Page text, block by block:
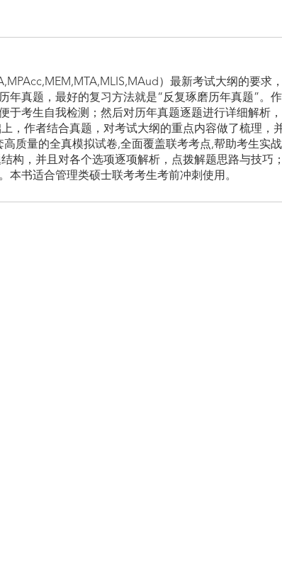
）最新考试大纲的要求
真题，最好的复习方法就是“反复琢磨历年真题”。
于考生自我检测；然后对历年真题逐题进行详细解析
，作者结合真题，对考试大纲的重点内容做了梳理，
质量的全真模拟试卷,全面覆盖联考考点,帮助考生实
构，并且对各个选项逐项解析，点拨解题思路与技巧
书适合管理类硕士联考考生考前冲刺使用。